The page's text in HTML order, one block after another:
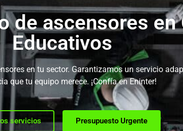
de ascensores en
Educativos
en tu sector. Garantizamos un servicio
que tu equipo merece. ¡Confía en Eninter!
servicios Presupuesto Urgente